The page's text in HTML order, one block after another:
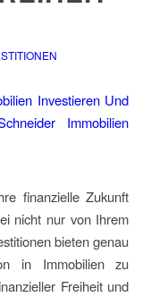
finanzielle Zukunft
nicht nur von Ihrem
bieten genau
in Immobilien zu
Freiheit und